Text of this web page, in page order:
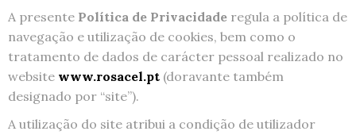
A presente Política de Privacidade regula a política de
navegação e utilização de cookies, bem como o
tratamento de dados de carácter pessoal realizado no
website www.rosacel.pt (doravante também
designado por “site”).
A utilização do site atribui a condição de utilizador